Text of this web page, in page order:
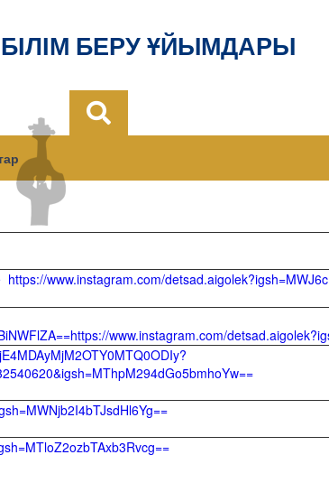
БІЛІМ БЕРУ ҰЙЫМДАРЫ
https://www.instagram.com/
www.instagram.com/